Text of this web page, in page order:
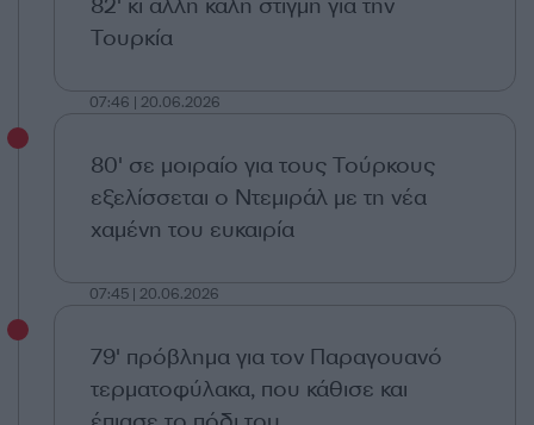
82' κι άλλη καλή στιγμή για την
Τουρκία
07:46 | 20.06.2026
80' σε μοιραίο για τους Τούρκους
εξελίσσεται ο Ντεμιράλ με τη νέα
χαμένη του ευκαιρία
07:45 | 20.06.2026
79' πρόβλημα για τον Παραγουανό
τερματοφύλακα, που κάθισε και